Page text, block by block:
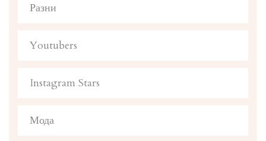
Разни
Youtubers
Instagram Stars
Мода